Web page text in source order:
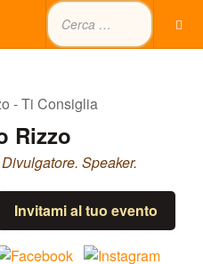
Rizzo
Speaker.
Invitami al tuo evento